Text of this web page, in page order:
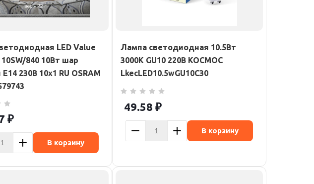
LED Value
10SW/840 10Вт шар
230В 10х1 RU OSRAM
₽
В корзину
Лампа светодиодная 10.5Вт
3000К GU10 220В КОСМОС
LkecLED10.5wGU10C30
49.58 ₽
В корзину